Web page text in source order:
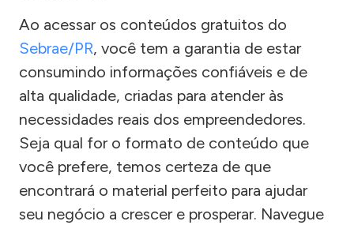
Ao acessar os conteúdos gratuitos do
Sebrae/PR, você tem a garantia de estar
consumindo informações confiáveis e de
alta qualidade, criadas para atender às
necessidades reais dos empreendedores.
Seja qual for o formato de conteúdo que
você prefere, temos certeza de que
encontrará o material perfeito para ajudar
seu negócio a crescer e prosperar. Navegue